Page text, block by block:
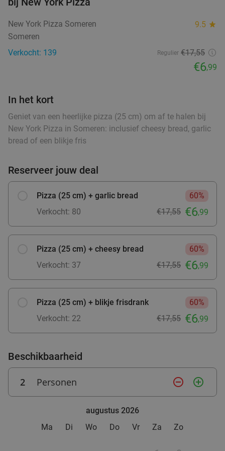
food
food
€29 ,95
28%
Eindhoven 15 min.directions_car
Verkocht: 184
39%
Lunchplank in Eindhoven
Velosoof Lunch - Bar - Diner
Eindhoven 15 min.directions_car
Verkocht: 708 Regulier €24,50
€14,95
33%
2 rijstbowls om af te halen
16 min.
Verkocht: 77
Waardebon voor gebak t.w.v. €25 voor
New York Pizza Someren 9.5 star
Someren
Verkocht: 139
Regulier €17,55
€6,99
In het kort
Geniet van een heerlijke pizza (25 cm) om af te halen bij
New York Pizza in Someren: inclusief cheesy bread, garlic
bread of een blikje fris
Reserveer jouw deal
Pizza (25 cm) + garlic bread
60%
Verkocht: 80
€17,55 €6,99
Pizza (25 cm) + cheesy bread
60%
Verkocht: 37
€17,55 €6,99
Pizza (25 cm) + blikje frisdrank
60%
Verkocht: 22
€17,55 €6,99
Beschikbaarheid
2 Personen remove_circle_outline add_circle_outline
augustus 2026
Ma
Di Wo Do Vr Za Zo